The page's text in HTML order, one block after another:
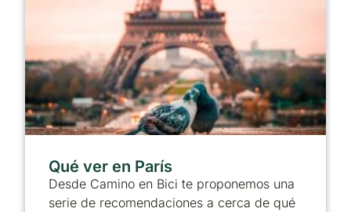
Qué ver en París
Desde Camino en Bici te proponemos una
serie de recomendaciones a cerca de qué